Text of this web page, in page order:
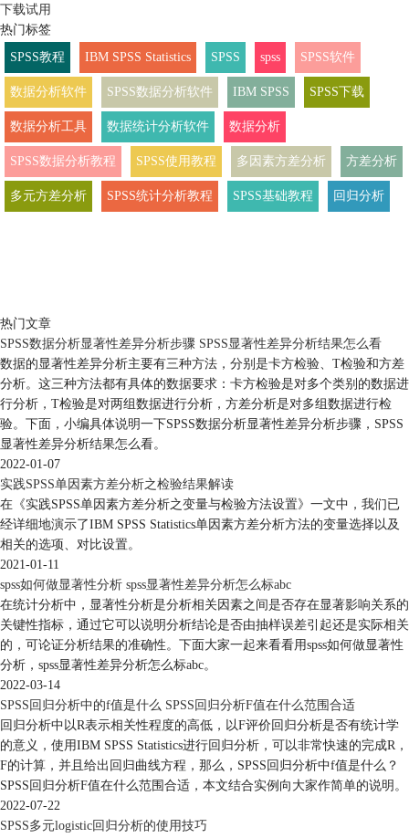
下载试用
热门标签
SPSS教程
IBM SPSS Statistics SPSS spss SPSS软件
数据分析软件 SPSS数据分析软件 IBM SPSS SPSS下载
数据分析工具 数据统计分析软件 数据分析
SPSS数据分析教程 SPSS使用教程 多因素方差分析 方差分析
多元方差分析 SPSS统计分析教程 SPSS基础教程 回归分析
热门文章
SPSS数据分析显著性差异分析步骤 SPSS显著性差异分析结果怎么看
数据的显著性差异分析主要有三种方法，分别是卡方检验、T检验和方差
分析。这三种方法都有具体的数据要求：卡方检验是对多个类别的数据进
行分析，T检验是对两组数据进行分析，方差分析是对多组数据进行检
验。下面，小编具体说明一下SPSS数据分析显著性差异分析步骤，SPSS
显著性差异分析结果怎么看。
2022-01-07
实践SPSS单因素方差分析之检验结果解读
在《实践SPSS单因素方差分析之变量与检验方法设置》一文中，我们已
经详细地演示了IBM SPSS Statistics单因素方差分析方法的变量选择以及
相关的选项、对比设置。
2021-01-11
spss如何做显著性分析 spss显著性差异分析怎么标abc
在统计分析中，显著性分析是分析相关因素之间是否存在显著影响关系的
关键性指标，通过它可以说明分析结论是否由抽样误差引起还是实际相关
的，可论证分析结果的准确性。下面大家一起来看看用spss如何做显著性
分析，spss显著性差异分析怎么标abc。
2022-03-14
SPSS回归分析中的f值是什么 SPSS回归分析F值在什么范围合适
回归分析中以R表示相关性程度的高低，以F评价回归分析是否有统计学
的意义，使用IBM SPSS Statistics进行回归分析，可以非常快速的完成R，
F的计算，并且给出回归曲线方程，那么，SPSS回归分析中f值是什么？
SPSS回归分析F值在什么范围合适，本文结合实例向大家作简单的说明。
2022-07-22
SPSS多元logistic回归分析的使用技巧